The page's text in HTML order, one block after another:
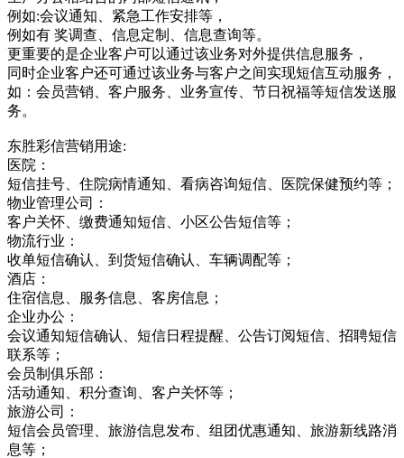
例如:会议通知、紧急工作安排等，
例如有 奖调查、信息定制、信息查询等。
更重要的是企业客户可以通过该业务对外提供信息服务，
同时企业客户还可通过该业务与客户之间实现短信互动服务，
如：会员营销、客户服务、业务宣传、节日祝福等短信发送服
务。
东胜彩信营销用途:
医院：
短信挂号、住院病情通知、看病咨询短信、医院保健预约等；
物业管理公司：
客户关怀、缴费通知短信、小区公告短信等；
物流行业：
收单短信确认、到货短信确认、车辆调配等；
酒店：
住宿信息、服务信息、客房信息；
企业办公：
会议通知短信确认、短信日程提醒、公告订阅短信、招聘短信
联系等；
会员制俱乐部：
活动通知、积分查询、客户关怀等；
旅游公司：
短信会员管理、旅游信息发布、组团优惠通知、旅游新线路消
息等；